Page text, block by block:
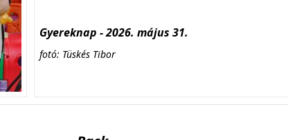
Gyereknap - 2026. május 31.
fotó: Tüskés Tibor